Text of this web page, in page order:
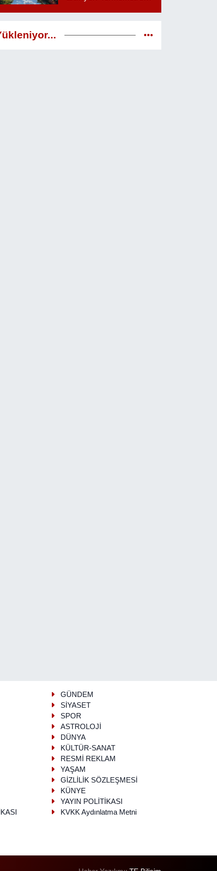
GÜNDEM
SİYASET
SPOR
ASTROLOJİ
DÜNYA
KÜLTÜR-SANAT
RESMİ REKLAM
YAŞAM
GİZLİLİK SÖZLEŞMESİ
KÜNYE
YAYIN POLİTİKASI
KVKK Aydınlatma Metni